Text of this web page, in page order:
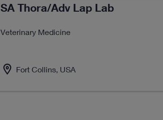
SA Thora/Adv Lap Lab
Veterinary Medicine
Fort Collins, USA